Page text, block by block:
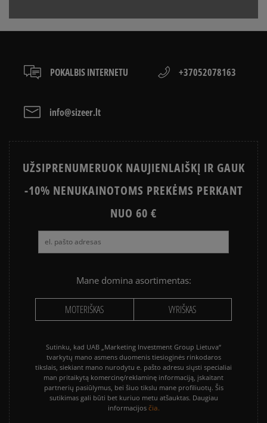
VANS OLD SKOOL VS SUPERSTAR
LACOSTE ISTORIJA SNEAKER‘IŲ ISTORIJA
POKALBIS INTERNETU +37052078163
info@sizeer.lt
UŽSIPRENUMERUOK NAUJIENLAIŠKĮ IR GAUK
-10% NENUKAINOTOMS PREKĖMS PERKANT
NUO 60 €
Mane domina asortimentas:
MOTERIŠKAS VYRIŠKAS
Sutinku, kad UAB „Marketing Investment Group Lietuva“
tvarkytų mano asmens duomenis tiesioginės rinkodaros
tikslais, siekiant mano nurodytu e. pašto adresu siųsti specialiai
man pritaikytą komercinę/reklaminę informaciją, įskaitant
partnerių pasiūlymus, bei šiuo tikslu mane profiliuotų. Šis
sutikimas gali būti bet kuriuo metu atšauktas. Daugiau
informacijos čia.